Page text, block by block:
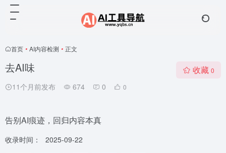
首页 • AI内容检测 • 正文
去AI味
11个月前发布 674 0 0
收藏 0
告别AI痕迹，回归内容本真
收录时间：
2025-09-22